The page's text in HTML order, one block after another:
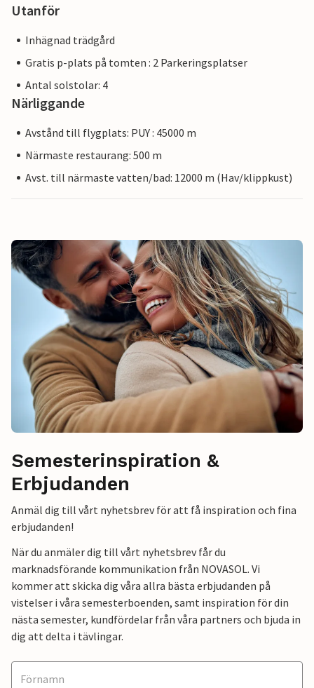
Utanför
Inhägnad trädgård
Gratis p-plats på tomten : 2 Parkeringsplatser
Antal solstolar: 4
Närliggande
Avstånd till flygplats: PUY : 45000 m
Närmaste restaurang: 500 m
Avst. till närmaste vatten/bad: 12000 m (Hav/klippkust)
Semesterinspiration &
Erbjudanden
Anmäl dig till vårt nyhetsbrev för att få inspiration och fina
erbjudanden!
När du anmäler dig till vårt nyhetsbrev får du
marknadsförande kommunikation från NOVASOL. Vi
kommer att skicka dig våra allra bästa erbjudanden på
vistelser i våra semesterboenden, samt inspiration för din
nästa semester, kundfördelar från våra partners och bjuda in
dig att delta i tävlingar.